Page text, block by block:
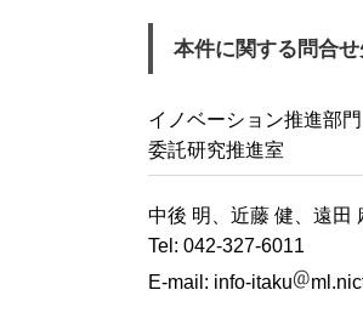
本件に関する問合せ
イノベーション推進部門
委託研究推進室
中後 明、近藤 健、遠田
Tel: 042-327-6011
E-mail: info-itaku